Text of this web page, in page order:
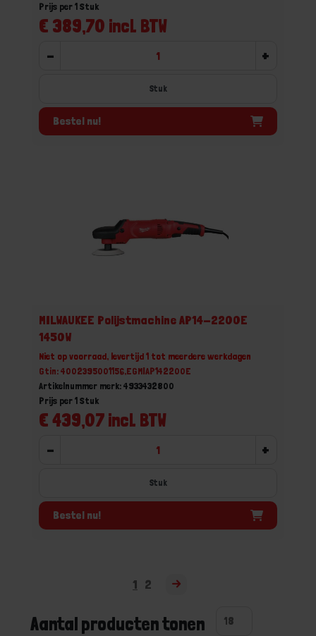
€ 389,70 incl. BTW
Prijs per 1 Stuk
- +
Stuk
Bestel nu!
MILWAUKEE Polijstmachine AP14-2200E
1450W
Niet op voorraad, levertijd 1 tot meerdere werkdagen
Gtin: 4002395001156,EGMIAP142200E
Artikelnummer merk: 4933432800
€ 439,07 incl. BTW
Prijs per 1 Stuk
- +
Stuk
Bestel nu!
1 2
Aantal producten tonen